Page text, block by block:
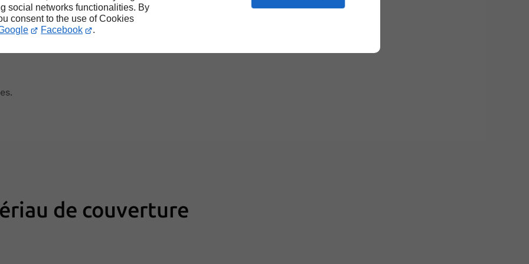
social networks functionalities. By
consent to the use of Cookies
Facebook .
en popularité grâce à leur légèreté et leur robustesse.
de couverture